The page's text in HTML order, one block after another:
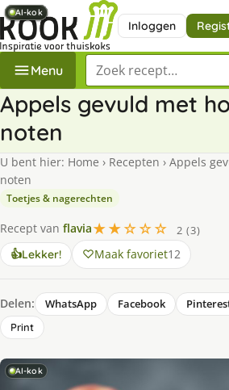
Inloggen
Menu Zoek een recept
Appels gevuld met
noten
U bent hier: Home › Recepten › Appels
noten
Toetjes & nagerechten
Recept van flavia★★☆☆☆
2 (3)
👍Lekker! Maak favoriet12
Delen: WhatsApp Facebook
Print
AI-kok
AI-kok
AI-kok
AI-kok
AI-kok
AI-kok
AI-kok